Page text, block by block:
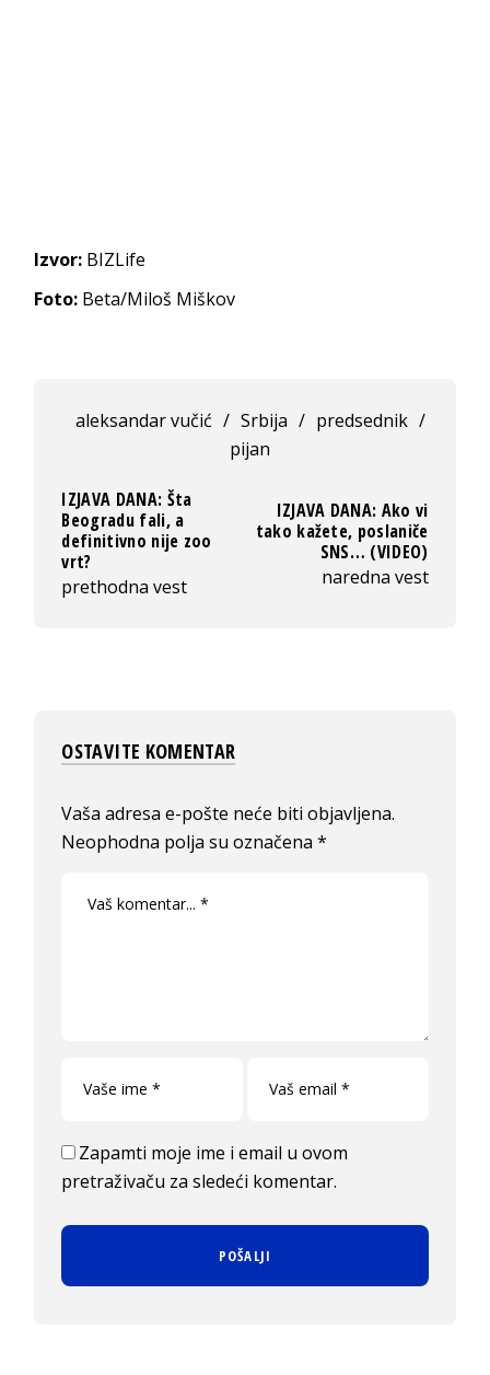
Izvor: BIZLife
Foto: Beta/Miloš Miškov
aleksandar vučić / Srbija / predsednik /
pijan
IZJAVA DANA: Šta
Beogradu fali, a
definitivno nije zoo
vrt?
prethodna vest
IZJAVA DANA: Ako vi
tako kažete, poslaniče
SNS… (VIDEO)
naredna vest
OSTAVITE KOMENTAR
Vaša adresa e-pošte neće biti objavljena.
Neophodna polja su označena*
Zapamti moje ime i email u ovom
pretraživaču za sledeći komentar.